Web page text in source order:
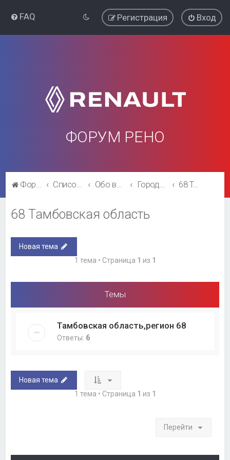
FAQ Вход
Регистрация
ФОРУМ РЕНО
Форум Рено Список форумов Обо всём остальном Города и регионы. 68 Тамбовская область
68 Тамбовская область
Новая тема
1 тема • Страница 1 из 1
Темы
Тамбовская область,регион 68
Ответы: 6
Новая тема
1 тема • Страница 1 из 1
Перейти